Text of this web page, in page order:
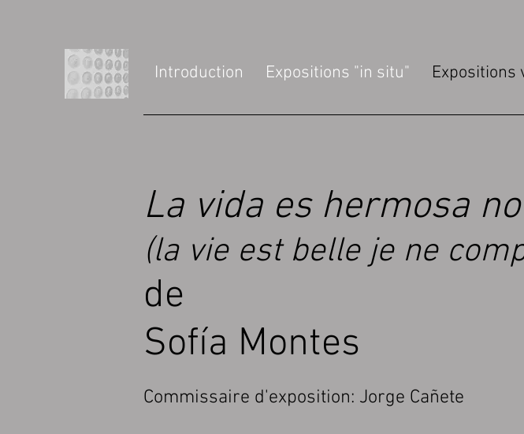
Introduction Expositions "in situ" Expositions
La vida es hermosa
(la vie est belle je ne
de
Sofía Montes
Commissaire d'exposition: Jorge Cañete